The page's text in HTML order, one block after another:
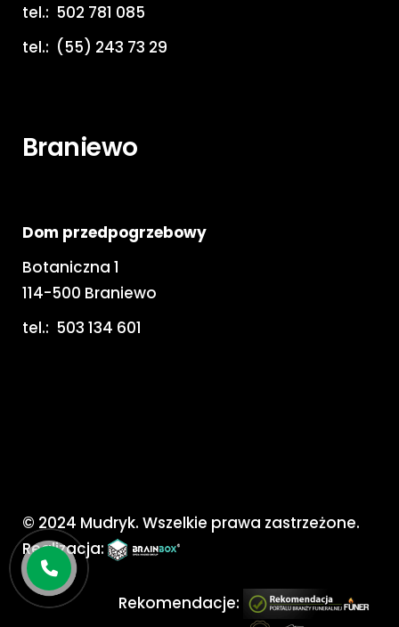
tel.: 502 781 085
tel.: (55) 243 73 29
Braniewo
Dom przedpogrzebowy
Botaniczna 1
114-500 Braniewo
tel.: 503 134 601
© 2024 Mudryk. Wszelkie prawa zastrzeżone.
Realizacja:
Rekomendacje: